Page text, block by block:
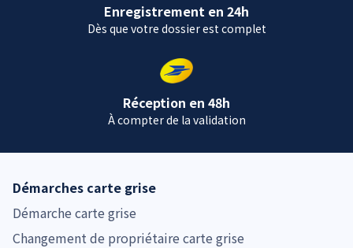
Enregistrement en 24h
Dès que votre dossier est complet
Réception en 48h
À compter de la validation
Démarches carte grise
Démarche carte grise
Changement de propriétaire carte grise